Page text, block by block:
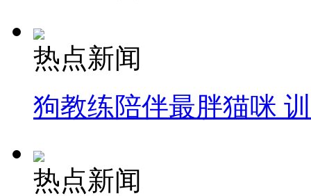
热点新闻
狗教练陪伴最胖猫咪
热点新闻